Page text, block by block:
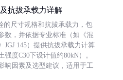
抗拔承载力详解
的尺寸规格和抗拔承载力，包
数，并依据专业标准（如《混
JGJ 145）提供抗拔承载力计算
度C30下设计值约80kN）。
响因素及选型建议，适用于工